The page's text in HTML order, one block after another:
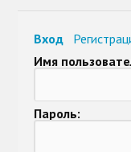
Вход
Имя
Пароль: